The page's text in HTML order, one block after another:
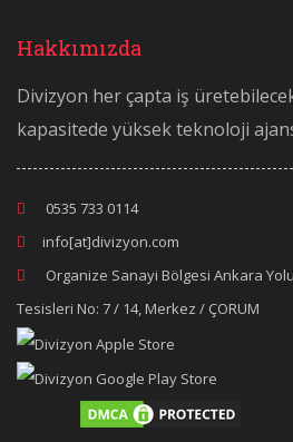
Hakkımızda
Divizyon her çapta iş
kapasitede yüksek teknoloji
0535 733 0114
info[at]divizyon.com
Organize Sanayi Bölgesi Ankara
Tesisleri No: 7 / 14, Merkez / ÇORUM